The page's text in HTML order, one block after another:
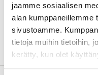
jaamme sosiaalisen
alan kumppaneillemme
sivustoamme.
tietoja muihin tietoihin,
kerätty, kun olet
Godstjocklek
Vikt